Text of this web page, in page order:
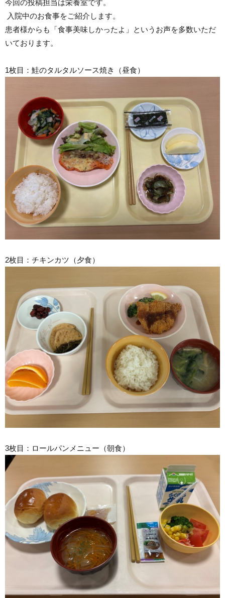
今回の投稿担当は栄養室です。
入院中のお食事をご紹介します。
患者様からも「食事美味しかったよ」というお声を多数いただ
いております。
1枚目：鮭のタルタルソース焼き（昼食）
2枚目：チキンカツ（夕食）
3枚目：ロールパンメニュー（朝食）